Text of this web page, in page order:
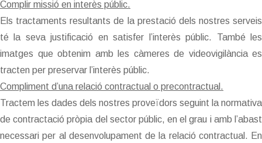
Complir missió en interès públic.
Els tractaments resultants de la prestació dels nostres serveis
té la seva justificació en satisfer l’interès públic. També les
imatges que obtenim amb les càmeres de videovigilància es
tracten per preservar l’interès públic.
Compliment d’una relació contractual o precontractual.
Tractem les dades dels nostres proveïdors seguint la normativa
de contractació pròpia del sector públic, en el grau i amb l’abast
necessari per al desenvolupament de la relació contractual. En